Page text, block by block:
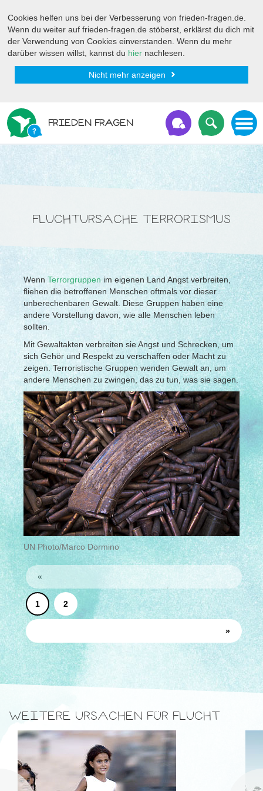
Cookies helfen uns bei der Verbesserung von frieden-fragen.de.
Wenn du weiter auf frieden-fragen.de stöberst, erklärst du dich mit
der Verwendung von Cookies einverstanden. Wenn du mehr
darüber wissen willst, kannst du hier nachlesen.
Nicht mehr anzeigen
FRIEDEN FRAGEN
FLUCHTURSACHE TERRORISMUS
Wenn Terrorgruppen im eigenen Land Angst verbreiten,
fliehen die betroffenen Menschen oftmals vor dieser
unberechenbaren Gewalt. Diese Gruppen haben eine
andere Vorstellung davon, wie alle Menschen leben
sollten.
Mit Gewaltakten verbreiten sie Angst und Schrecken, um
sich Gehör und Respekt zu verschaffen oder Macht zu
zeigen. Terroristische Gruppen wenden Gewalt an, um
andere Menschen zu zwingen, das zu tun, was sie sagen.
UN Photo/Marco Dormino
«
1 2
»
WEITERE URSACHEN FÜR FLUCHT